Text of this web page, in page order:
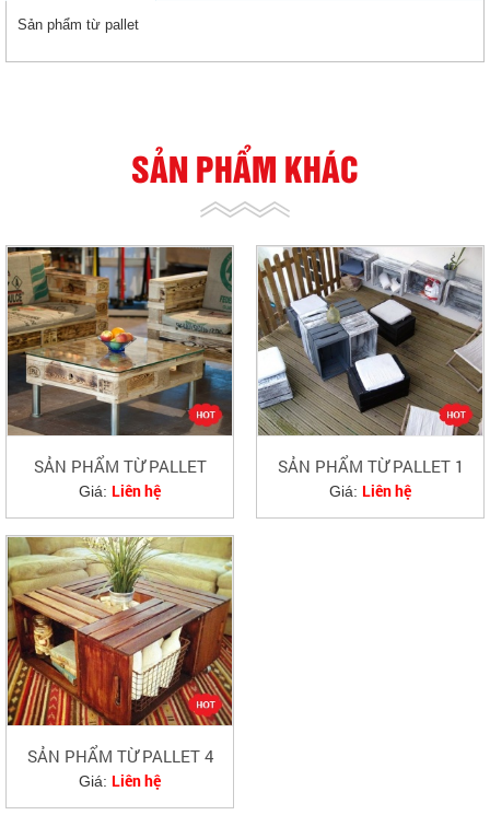
Sản phẩm từ pallet
SẢN PHẨM KHÁC
SẢN PHẨM TỪ PALLET
Giá: Liên hệ
SẢN PHẨM TỪ PALLET 1
Giá: Liên hệ
SẢN PHẨM TỪ PALLET 4
Giá: Liên hệ